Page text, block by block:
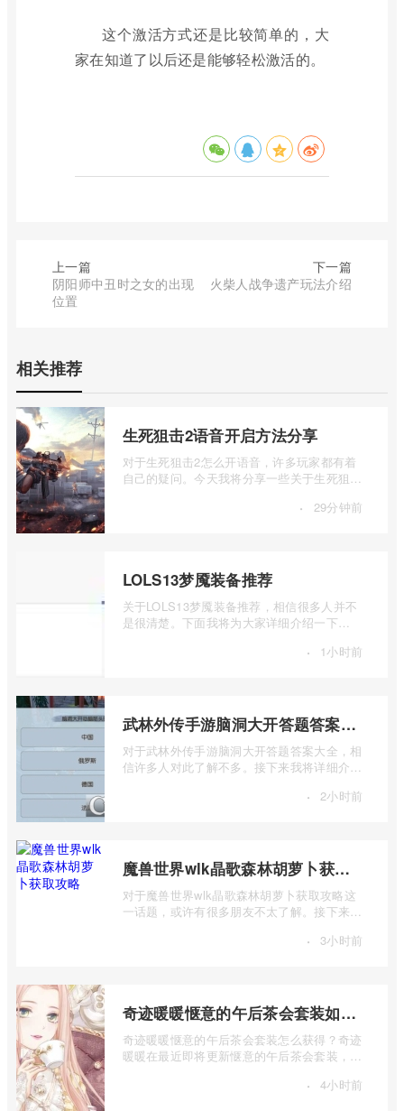
这个激活方式还是比较简单的，大
家在知道了以后还是能够轻松激活的。
上一篇
阴阳师中丑时之女的出现
位置
下一篇
火柴人战争遗产玩法介绍
相关推荐
生死狙击2语音开启方法分享
对于生死狙击2怎么开语音，许多玩家都有着
自己的疑问。今天我将分享一些关于生死狙击
· 29分钟前
LOLS13梦魇装备推荐
关于LOLS13梦魇装备推荐，相信很多人并不
是很清楚。下面我将为大家详细介绍一下
· 1小时前
武林外传手游脑洞大开答题答案大全
对于武林外传手游脑洞大开答题答案大全，相
信许多人对此了解不多。接下来我将详细介绍
· 2小时前
魔兽世界wlk晶歌森林胡萝卜获取攻略
对于魔兽世界wlk晶歌森林胡萝卜获取攻略这
一话题，或许有很多朋友不太了解。接下来让
· 3小时前
奇迹暖暖惬意的午后茶会套装如何获得
奇迹暖暖惬意的午后茶会套装怎么获得？奇迹
暖暖在最近即将更新惬意的午后茶会套装，那
· 4小时前